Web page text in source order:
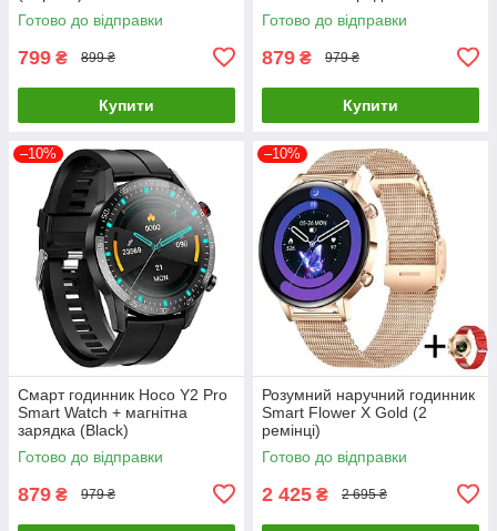
Готово до відправки
799 ₴ 899 ₴
Купити
(Чорний)
Готово до відправки
879 ₴ 979 ₴
Купити
–10%
Смарт годинник Hoco Y2 Pro
Smart Watch + магнітна
зарядка (Black)
Готово до відправки
879 ₴ 979 ₴
–10%
Розумний наручний годинник
Smart Flower X Gold (2
ремінці)
Готово до відправки
2 425 ₴ 2 695 ₴